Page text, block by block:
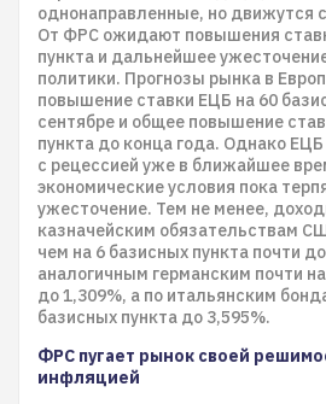
однонаправленные, но движутся
От ФРС ожидают повышения
пункта и дальнейшее
политики. Прогнозы рынка в
повышение ставки ЕЦБ на 60
сентябре и общее повышение
пункта до конца года. Однако
с рецессией уже в ближайшее
экономические условия пока
ужесточение. Тем не менее,
казначейским обязательствам
чем на 6 базисных пункта почти
аналогичным германским почти
до 1,309%, а по итальянским
базисных пункта до 3,595%.
ФРС пугает рынок своей
инфляцией